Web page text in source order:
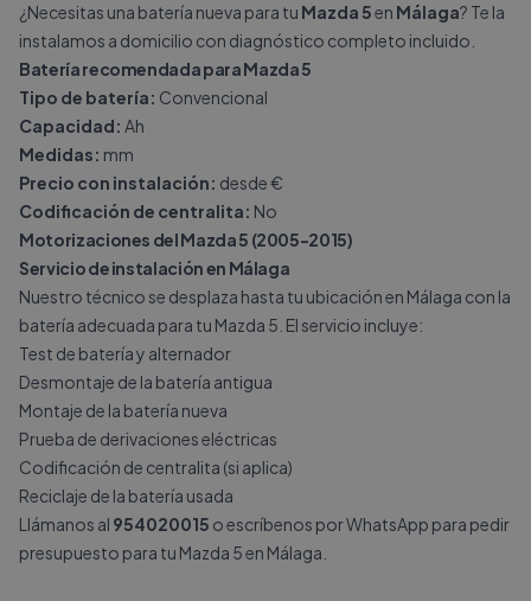
¿Necesitas una batería nueva para tu Mazda 5en Málaga? Te la
instalamos a domicilio con diagnóstico completo incluido.
Batería recomendada para Mazda 5
Tipo de batería: Convencional
Capacidad: Ah
Medidas: mm
Precio con instalación: desde €
Codificación de centralita: No
Motorizaciones del Mazda 5 (2005-2015)
Servicio de instalación en Málaga
Nuestro técnico se desplaza hasta tu ubicación en Málaga con la
batería adecuada para tu Mazda 5. El servicio incluye:
Test de batería y alternador
Desmontaje de la batería antigua
Montaje de la batería nueva
Prueba de derivaciones eléctricas
Codificación de centralita (si aplica)
Reciclaje de la batería usada
Llámanos al 954020015 o escríbenos porWhatsApp para pedir
presupuesto para tu Mazda 5 en Málaga.